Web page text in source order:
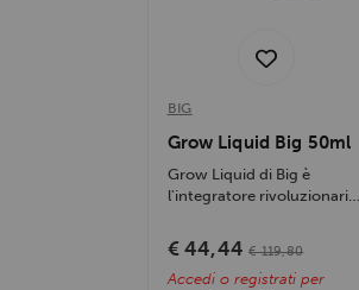
BIG
Grow Liquid Big 50ml
Grow Liquid di Big è
l'integratore rivoluzionario
€ 44,44 € 119,80
Accedi o registrati per